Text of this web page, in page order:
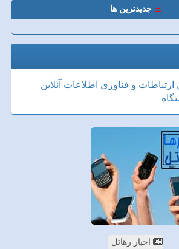
جدیدترین ها
ارتباطات و فناوری اطلاعات آنلاین
اخبار رهاتل